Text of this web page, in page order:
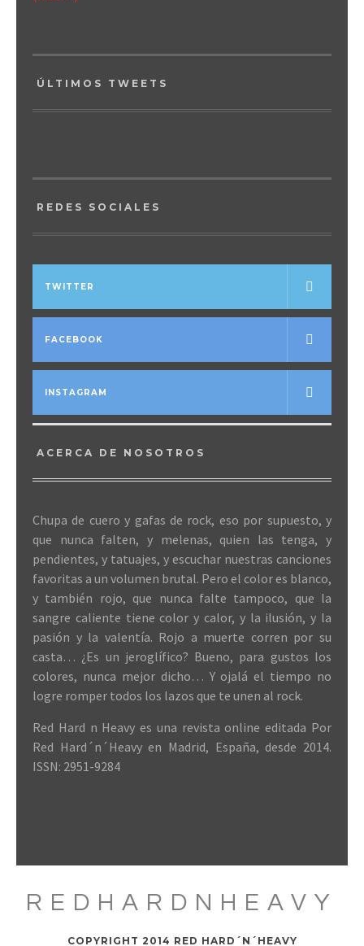
ÚLTIMOS TWEETS
REDES SOCIALES
TWITTER
FACEBOOK
INSTAGRAM
ACERCA DE NOSOTROS
Chupa de cuero y gafas de rock, eso por supuesto, y
que nunca falten, y melenas, quien las tenga, y
pendientes, y tatuajes, y escuchar nuestras canciones
favoritas a un volumen brutal. Pero el color es blanco,
y también rojo, que nunca falte tampoco, que la
sangre caliente tiene color y calor, y la ilusión, y la
pasión y la valentía. Rojo a muerte corren por su
casta… ¿Es un jeroglífico? Bueno, para gustos los
colores, nunca mejor dicho… Y ojalá el tiempo no
logre romper todos los lazos que te unen al rock.
Red Hard n Heavy es una revista online editada Por
Red Hard´n´Heavy en Madrid, España, desde 2014.
ISSN: 2951-9284
REDHARDNHEAVY
COPYRIGHT 2014 RED HARD´N´HEAVY